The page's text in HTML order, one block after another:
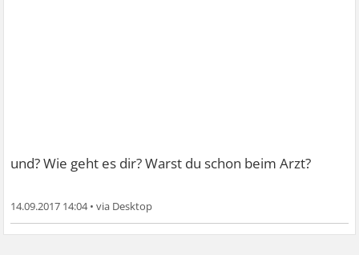
und? Wie geht es dir? Warst du schon beim Arzt?
14.09.2017 14:04•